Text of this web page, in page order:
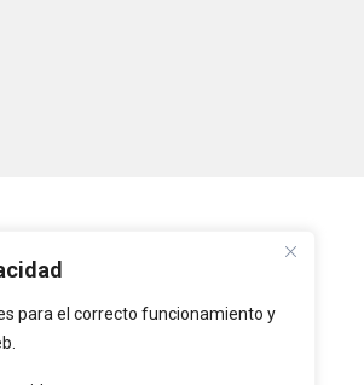
para el correcto funcionamiento y
Intranet